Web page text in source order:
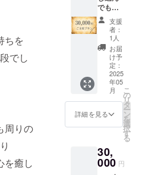
ちを
でし
周りの
を癒し
ご入力
をお願
いいた
しま
す。
「バ
ルーン
アート
教室：
ご招
実施概
要：60
・有効
期限：
2025年
チャレ
ンジい
ただく
ことが
できま
す。 ※
バルー
ンアー
トで使
用する
風船を
配送さ
ご住所
などの
ご入力
レット
配信 ・
「初心
者でも
出来る
バルー
ンアー
ト教室
にご招
待（オ
ンライ
ン）」
希望が
あれば
少し難
でも
OK！バ
ルーン
ギフト
「花
束」を
ご提供
オンラ
インバ
ルーン
アート
教室に3
カ月ご
招待 ご
ださっ
た方の
お名前
支援
者：
1人
お届
け予
定：
2025
年05
月
詳細を見る
こ
の
リ
タ
ー
ン
を
選
択
す
る
30,
000 円